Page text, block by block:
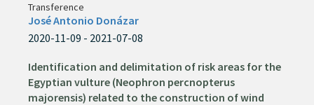
Transference
José Antonio Donázar
2020-11-09 - 2021-07-08
Identification and delimitation of risk areas for the
Egyptian vulture (Neophron percnopterus
majorensis) related to the construction of wind